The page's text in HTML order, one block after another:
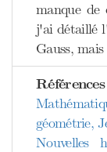
manque de
j'ai détaillé
Gauss,
géométrie,
Nouvelles